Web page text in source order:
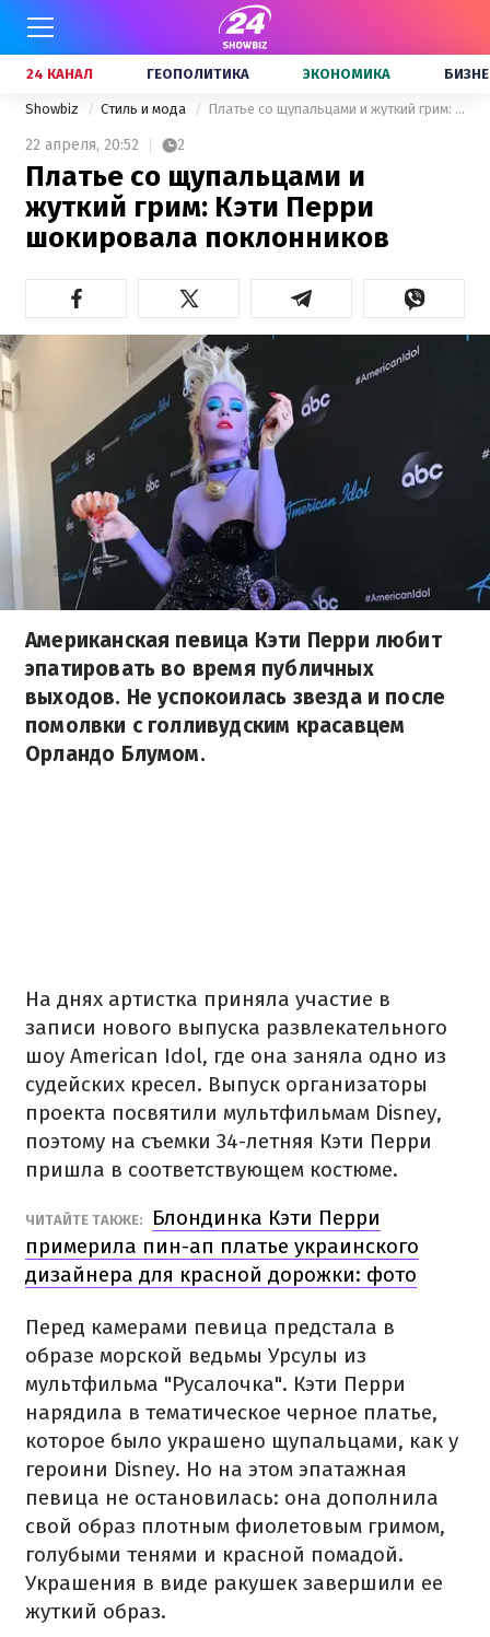
24 КАНАЛ ГЕОПОЛИТИКА ЭКОНОМИКА
Showbiz Стиль и мода Платье со щупальцами и жуткий грим: Кэти Перри шокировала поклонников
22 апреля, 20:52 2
Платье со щупальцами и
жуткий грим: Кэти Перри
шокировала поклонников
Американская певица Кэти Перри любит
эпатировать во время публичных
выходов. Не успокоилась звезда и после
помолвки с голливудским красавцем
Орландо Блумом.
На днях артистка приняла участие в
записи нового выпуска развлекательного
шоу American Idol, где она заняла одно из
судейских кресел. Выпуск организаторы
проекта посвятили мультфильмам Disney,
поэтому на съемки 34-летняя Кэти Перри
пришла в соответствующем костюме.
ЧИТАЙТЕ ТАКЖЕ:
Блондинка Кэти Перри
примерила пин-ап платье украинского
дизайнера для красной дорожки: фото
Перед камерами певица предстала в
образе морской ведьмы Урсулы из
мультфильма "Русалочка". Кэти Перри
нарядила в тематическое черное платье,
которое было украшено щупальцами, как у
героини Disney. Но на этом эпатажная
певица не остановилась: она дополнила
свой образ плотным фиолетовым гримом,
голубыми тенями и красной помадой.
Украшения в виде ракушек завершили ее
жуткий образ.